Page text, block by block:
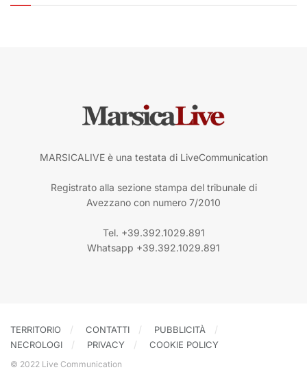
MARSICALIVE è una testata di LiveCommunication
Registrato alla sezione stampa del tribunale di
Avezzano con numero 7/2010
Tel. +39.392.1029.891
Whatsapp +39.392.1029.891
TERRITORIO CONTATTI
PUBBLICITÀ
NECROLOGI
PRIVACY COOKIE POLICY
© 2022 Live Communication